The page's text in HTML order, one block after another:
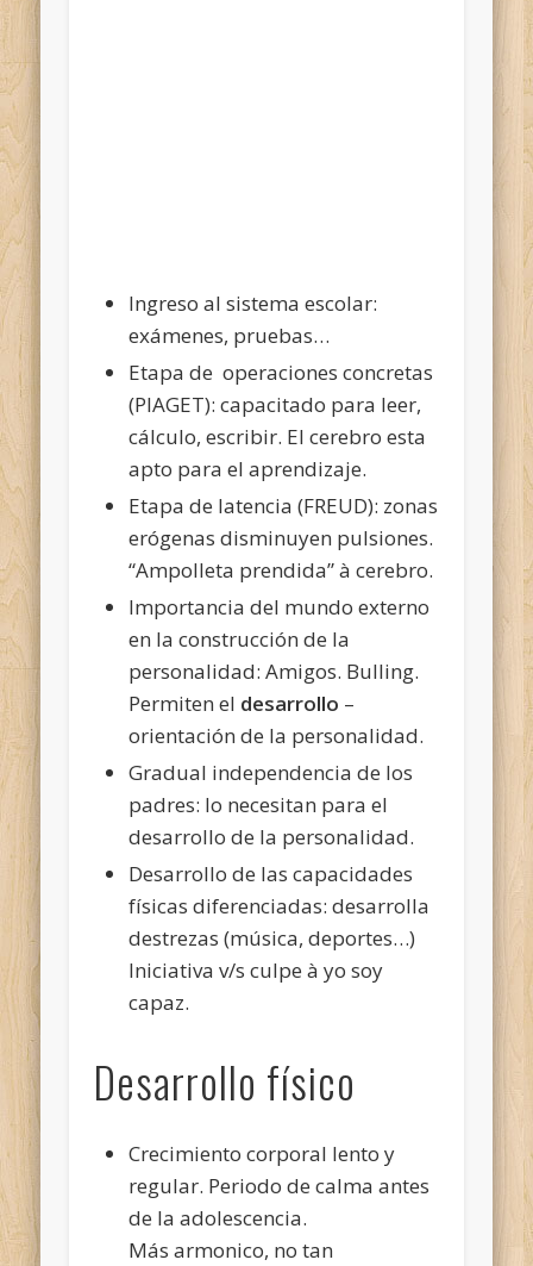
Ingreso al sistema escolar:
exámenes, pruebas…
Etapa de operaciones concretas
(PIAGET): capacitado para leer,
cálculo, escribir. El cerebro esta
apto para el aprendizaje.
Etapa de latencia (FREUD): zonas
erógenas disminuyen pulsiones.
“Ampolleta prendida” à cerebro.
Importancia del mundo externo
en la construcción de la
personalidad: Amigos. Bulling.
Permiten el desarrollo –
orientación de la personalidad.
Gradual independencia de los
padres: lo necesitan para el
desarrollo de la personalidad.
Desarrollo de las capacidades
físicas diferenciadas: desarrolla
destrezas (música, deportes…)
Iniciativa v/s culpe à yo soy
capaz.
Desarrollo físico
Crecimiento corporal lento y
regular. Periodo de calma antes
de la adolescencia.
Más armonico, no tan